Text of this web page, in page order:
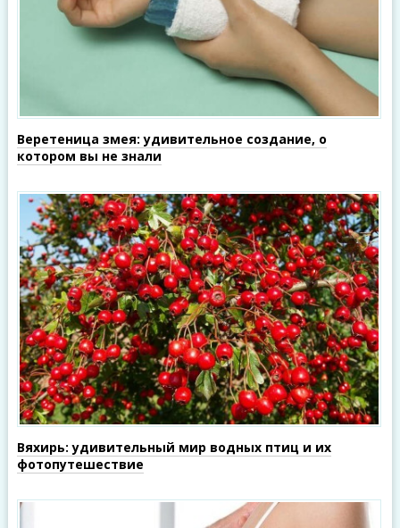
Веретеница змея: удивительное создание, о
котором вы не знали
Вяхирь: удивительный мир водных птиц и их
фотопутешествие